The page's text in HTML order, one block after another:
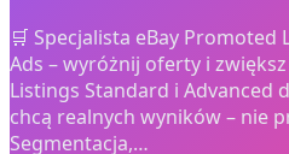
🛒 Specjalista eBay Promoted
Ads – wyróżnij oferty i
Listings Standard i Advanced
chcą realnych wyników – nie
Segmentacja,…